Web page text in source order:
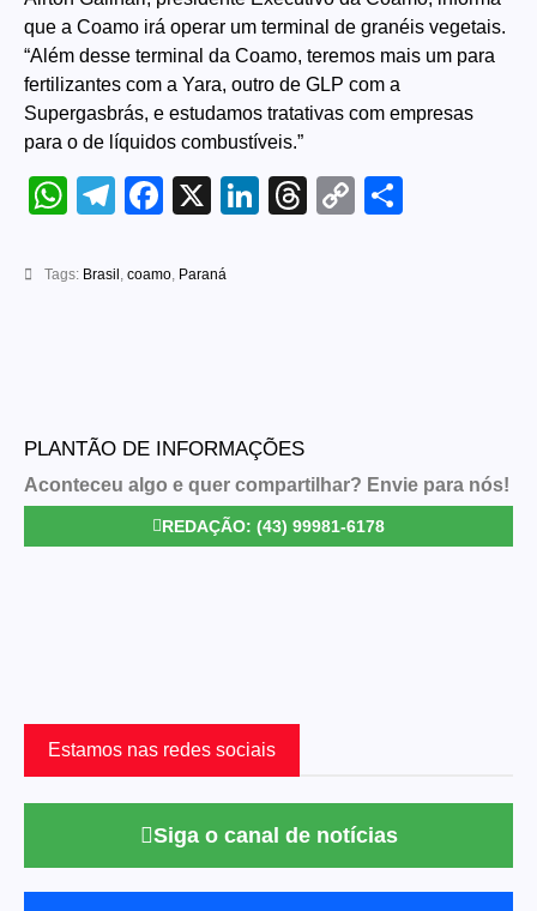
que a Coamo irá operar um terminal de granéis vegetais.
“Além desse terminal da Coamo, teremos mais um para
fertilizantes com a Yara, outro de GLP com a
Supergasbrás, e estudamos tratativas com empresas
para o de líquidos combustíveis.”
WhatsApp
Telegram
Facebook
X LinkedIn
Threads
Copy
Tags: Brasil , coamo, Paraná
PLANTÃO DE INFORMAÇÕES
Aconteceu algo e quer compartilhar? Envie para nós!
REDAÇÃO: (43) 99981-6178
Estamos nas redes sociais
Siga o canal de notícias